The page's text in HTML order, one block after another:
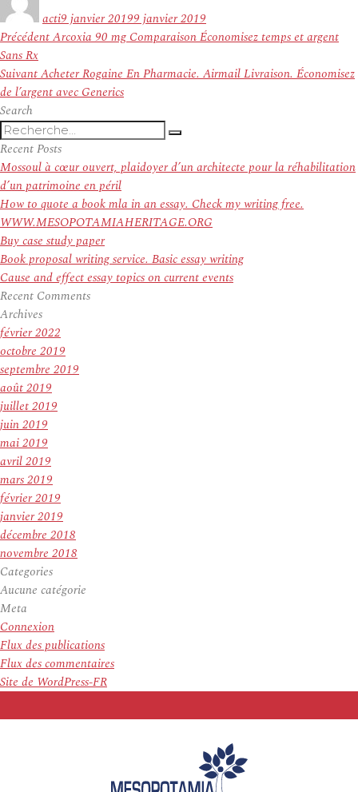
actile
9 janvier 20199 janvier 2019
Navigation
de
l’article
PrécédentArticle
Arcoxia 90 mg Comparaison Économisez temps et argent
Sans Rx
SuivantArticle
suivant :
Acheter Rogaine En Pharmacie. Airmail Livraison. Économisez
de l’argent avec Generics
Search
Recherche
pour
:
Recherche
Recent Posts
Mossoul à cœur ouvert, plaidoyer d’un architecte pour la réhabilitation
d’un patrimoine en péril
How to quote a book mla in an essay. Check my writing free.
WWW.MESOPOTAMIAHERITAGE.ORG
Buy case study paper
Book proposal writing service. Basic essay writing
Cause and effect essay topics on current events
Recent Comments
Archives
février 2022
octobre 2019
septembre 2019
août 2019
juillet 2019
juin 2019
mai 2019
avril 2019
mars 2019
février 2019
janvier 2019
décembre 2018
novembre 2018
Categories
Aucune catégorie
Meta
Connexion
Flux des publications
Flux des commentaires
Site de WordPress-FR